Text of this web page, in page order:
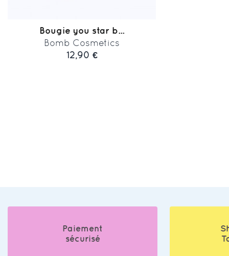
Bougie you star b...
Bomb Cosmetics
12,90 €
Paiement
sécurisé